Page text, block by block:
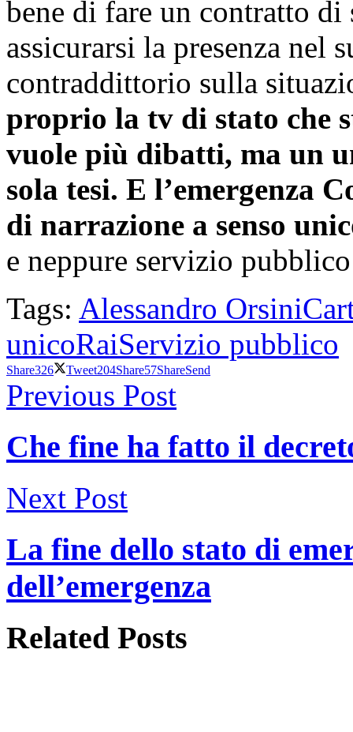
bene di fare un contratto di
assicurarsi la presenza nel
contraddittorio sulla
proprio la tv di stato che
vuole più dibatti, ma un
sola tesi. E l’emergenza
di narrazione a senso
e neppure servizio
Tags: Alessandro Orsini
unicoRaiServizio pubblico
Share326 Tweet204Share57ShareSend
Previous Post
Che fine ha fatto il
Next Post
La fine dello stato di
dell’emergenza
Related Posts